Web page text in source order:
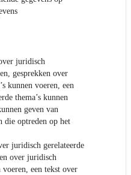
juridisch
gesprekken over
kunnen voeren, een
thema’s kunnen
geven van
die optreden op het
juridisch gerelateerde
over juridisch
voeren, een tekst over